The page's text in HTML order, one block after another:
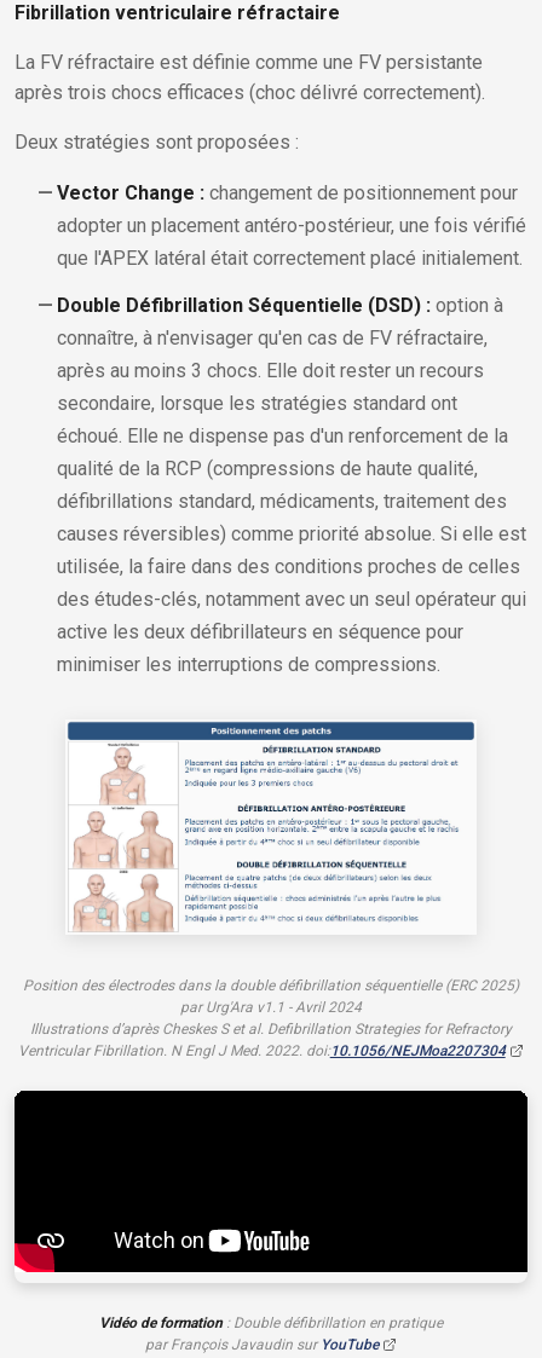
Fibrillation ventriculaire réfractaire
La FV réfractaire est définie comme une FV persistante
après trois chocs efficaces (choc délivré correctement).
Deux stratégies sont proposées :
Vector Change : changement de positionnement pour
adopter un placement antéro-postérieur, une fois vérifié
que l'APEX latéral était correctement placé initialement.
Double Défibrillation Séquentielle (DSD) : option à
connaître, à n'envisager qu'en cas de FV réfractaire,
après au moins 3 chocs. Elle doit rester un recours
secondaire, lorsque les stratégies standard ont
échoué. Elle ne dispense pas d'un renforcement de la
qualité de la RCP (compressions de haute qualité,
défibrillations standard, médicaments, traitement des
causes réversibles) comme priorité absolue. Si elle est
utilisée, la faire dans des conditions proches de celles
des études-clés, notamment avec un seul opérateur qui
active les deux défibrillateurs en séquence pour
minimiser les interruptions de compressions.
Position des électrodes dans la double défibrillation séquentielle (ERC 2025)
par Urg'Ara v1.1 - Avril 2024
Illustrations d’après Cheskes S et al. Defibrillation Strategies for Refractory
Ventricular Fibrillation. N Engl J Med. 2022. doi:10.1056/NEJMoa2207304
Vidéo de formation: Double défibrillation en pratique
par François Javaudin sur YouTube